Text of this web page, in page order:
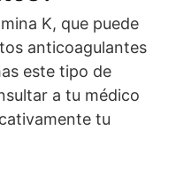
K, que puede
anticoagulantes
este tipo de
a tu médico
tu